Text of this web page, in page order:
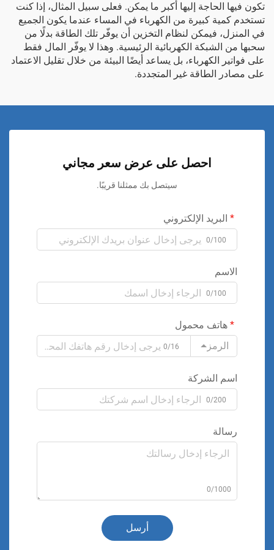
تكون فيها الحاجة إليها أكبر ما يمكن. فعلى سبيل المثال، إذا كنت
تستخدم كمية كبيرة من الكهرباء في المساء عندما يكون الجميع
في المنزل، فيمكن لنظام التخزين أن يوفّر تلك الطاقة بدلًا من
سحبها من الشبكة الكهربائية الرئيسية. وهذا لا يوفّر المال فقط
على فواتير الكهرباء، بل يساعد أيضًا البيئة من خلال تقليل الاعتماد
على مصادر الطاقة غير المتجددة.
احصل على عرض سعر مجاني
سيتصل بك ممثلنا قريبًا.
البريد الإلكتروني
0/100
الاسم
0/100
هاتف محمول
الرمز
0/16
اسم الشركة
0/200
رسالة
0/1000
أرسل